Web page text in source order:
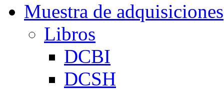
Muestra de adquisiciones
Libros
DCBI
DCSH